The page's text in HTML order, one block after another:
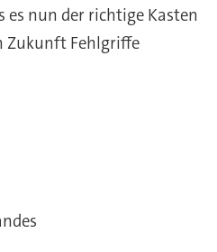
es nun der richtige Kasten
Zukunft Fehlgriffe